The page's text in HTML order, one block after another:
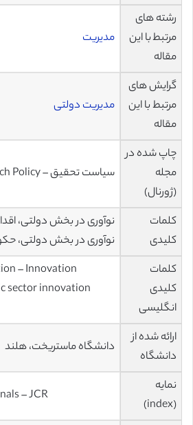
رشته های
مرتبط با این
مقاله
مدیریت
گرایش های
مرتبط با این
مقاله
مدیریت دولتی
چاپ شده در
مجله
(ژورنال)
سیاست تحقیق – Research Policy
کلمات
کلیدی
نوآوری در بخش دولتی،
نوآوری در بخش دولتی،
کلمات
کلیدی
انگلیسی
– Innovation
sector innovation
ارائه شده از
دانشگاه
دانشگاه ماستریخت، هلند
نمایه
(index)
– JCR